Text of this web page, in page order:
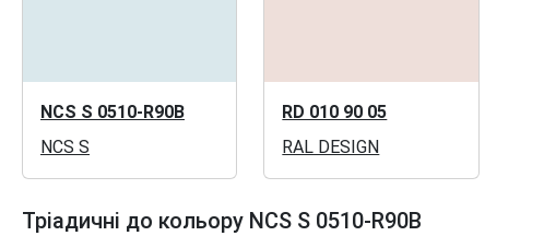
NCS S 0510-R90B
NCS S
RD 010 90 05
RAL DESIGN
Тріадичні до кольору NCS S 0510-R90B